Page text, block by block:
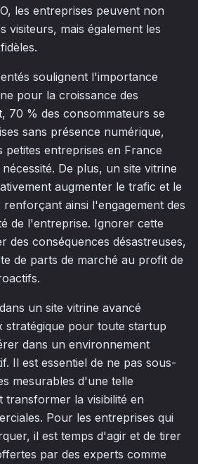
les entreprises peuvent non
visiteurs, mais également les
soulignent l'importance
pour la croissance des
70 % des consommateurs se
sans présence numérique,
petites entreprises en France
De plus, un site vitrine
augmenter le trafic et le
ainsi l'engagement des
de l'entreprise. Ignorer cette
des conséquences désastreuses,
de parts de marché au profit de
un site vitrine avancé
stratégique pour toute startup
dans un environnement
Il est essentiel de ne pas sous-
mesurables d'une telle
transformer la visibilité en
Pour les entreprises qui
il est temps d'agir et de tirer
par des experts comme